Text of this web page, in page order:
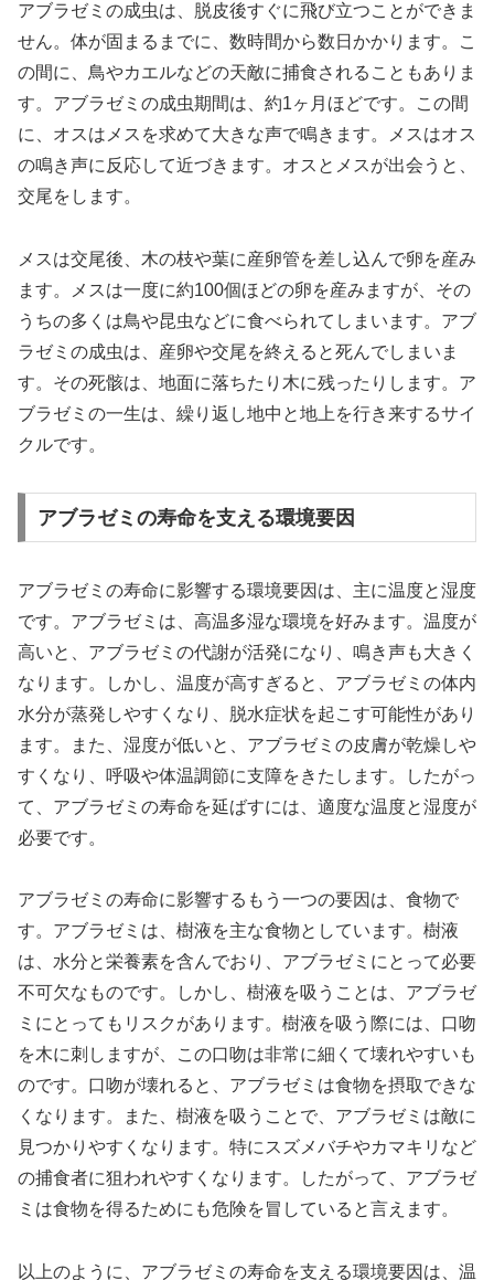
アブラゼミの成虫は、脱皮後すぐに飛び立つことができま
せん。体が固まるまでに、数時間から数日かかります。こ
の間に、鳥やカエルなどの天敵に捕食されることもありま
す。アブラゼミの成虫期間は、約1ヶ月ほどです。この間
に、オスはメスを求めて大きな声で鳴きます。メスはオス
の鳴き声に反応して近づきます。オスとメスが出会うと、
交尾をします。
メスは交尾後、木の枝や葉に産卵管を差し込んで卵を産み
ます。メスは一度に約100個ほどの卵を産みますが、その
うちの多くは鳥や昆虫などに食べられてしまいます。アブ
ラゼミの成虫は、産卵や交尾を終えると死んでしまいま
す。その死骸は、地面に落ちたり木に残ったりします。ア
ブラゼミの一生は、繰り返し地中と地上を行き来するサイ
クルです。
アブラゼミの寿命を支える環境要因
アブラゼミの寿命に影響する環境要因は、主に温度と湿度
です。アブラゼミは、高温多湿な環境を好みます。温度が
高いと、アブラゼミの代謝が活発になり、鳴き声も大きく
なります。しかし、温度が高すぎると、アブラゼミの体内
水分が蒸発しやすくなり、脱水症状を起こす可能性があり
ます。また、湿度が低いと、アブラゼミの皮膚が乾燥しや
すくなり、呼吸や体温調節に支障をきたします。したがっ
て、アブラゼミの寿命を延ばすには、適度な温度と湿度が
必要です。
アブラゼミの寿命に影響するもう一つの要因は、食物で
す。アブラゼミは、樹液を主な食物としています。樹液
は、水分と栄養素を含んでおり、アブラゼミにとって必要
不可欠なものです。しかし、樹液を吸うことは、アブラゼ
ミにとってもリスクがあります。樹液を吸う際には、口吻
を木に刺しますが、この口吻は非常に細くて壊れやすいも
のです。口吻が壊れると、アブラゼミは食物を摂取できな
くなります。また、樹液を吸うことで、アブラゼミは敵に
見つかりやすくなります。特にスズメバチやカマキリなど
の捕食者に狙われやすくなります。したがって、アブラゼ
ミは食物を得るためにも危険を冒していると言えます。
以上のように、アブラゼミの寿命を支える環境要因は、温